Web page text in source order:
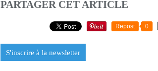
PARTAGER CET ARTICLE
Repost 0
S'inscrire à la newsletter